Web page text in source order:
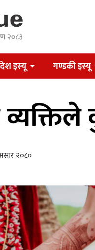
२०८३
इस्यू गण्डकी इस्यू
२०८०